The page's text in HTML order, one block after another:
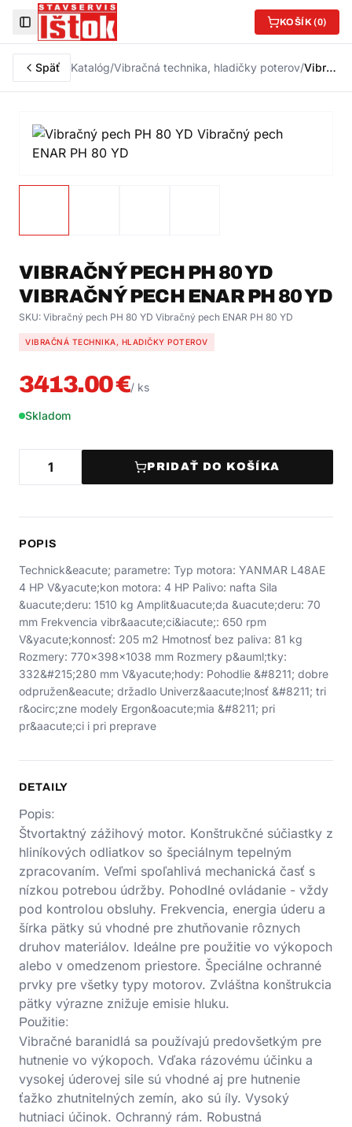
Toggle Sidebar KOŠÍK (0)
Späť Katalóg/Vibračná technika, hladičky poterov/ Vibračný pech PH 80 YD Vibračný pech ENAR PH 80 YD
VIBRAČNÝ PECH PH 80 YD
VIBRAČNÝ PECH ENAR PH 80 YD
SKU: Vibračný pech PH 80 YD Vibračný pech ENAR PH 80 YD
VIBRAČNÁ TECHNIKA, HLADIČKY POTEROV
3413.00€/ ks
Skladom
PRIDAŤ DO KOŠÍKA
POPIS
Technick&eacute; parametre: Typ motora: YANMAR L48AE
4 HP V&yacute;kon motora: 4 HP Palivo: nafta Sila
&uacute;deru: 1510 kg Amplit&uacute;da &uacute;deru: 70
mm Frekvencia vibr&aacute;ci&iacute;: 650 rpm
V&yacute;konnosť: 205 m2 Hmotnosť bez paliva: 81 kg
Rozmery: 770x398x1038 mm Rozmery p&auml;tky:
332&#215;280 mm V&yacute;hody: Pohodlie &#8211; dobre
odpružen&eacute; držadlo Univerz&aacute;lnosť &#8211; tri
r&ocirc;zne modely Ergon&oacute;mia &#8211; pri
pr&aacute;ci i pri preprave
DETAILY
Popis:
Štvortaktný zážihový motor. Konštrukčné súčiastky z
hliníkových odliatkov so špeciálnym tepelným
zpracovaním. Veľmi spoľahlivá mechanická časť s
nízkou potrebou údržby. Pohodlné ovládanie - vždy
pod kontrolou obsluhy. Frekvencia, energia úderu a
šírka pätky sú vhodné pre zhutňovanie rôznych
druhov materiálov. Ideálne pre použitie vo výkopoch
alebo v omedzenom priestore. Špeciálne ochranné
prvky pre všetky typy motorov. Zvláštna konštrukcia
pätky výrazne znižuje emisie hluku.
Použitie:
Vibračné baranidlá sa používajú predovšetkým pre
hutnenie vo výkopoch. Vďaka rázovému účinku a
vysokej úderovej sile sú vhodné aj pre hutnenie
ťažko zhutnitelných zemín, ako sú íly. Vysoký
hutniaci účinok. Ochranný rám. Robustná